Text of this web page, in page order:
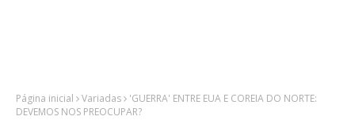
Página inicial Variadas
'GUERRA' ENTRE EUA E COREIA DO NORTE:
DEVEMOS NOS PREOCUPAR?